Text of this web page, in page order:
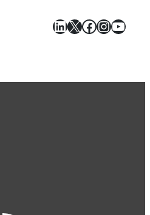
LinkedIn
X Facebook